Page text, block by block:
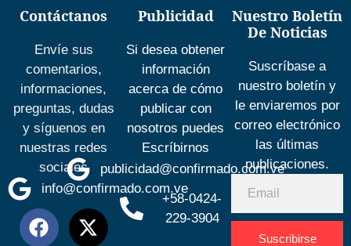
Contáctanos
Envíe sus
comentarios,
informaciones,
preguntas, dudas
y síguenos en
nuestras redes
sociales
info@confirmado.com.ve
Publicidad
Si desea obtener
información
acerca de cómo
publicar con
nosotros puedes
Escríbirnos
publicidad@confirmado.com.ve
+58-0424-
229-3904
Nuestro Boletín
De Noticias
Suscríbase a
nuestro boletín y
le enviaremos por
correo electrónico
las últimas
publicaciones.
Suscribirse